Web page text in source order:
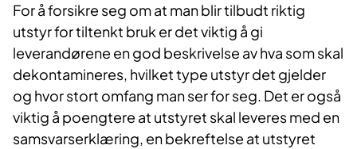
For å forsikre seg om at man blir tilbudt riktig
utstyr for tiltenkt bruk er det viktig å gi
leverandørene en god beskrivelse av hva som skal
dekontamineres, hvilket type utstyr det gjelder
og hvor stort omfang man ser for seg. Det er også
viktig å poengtere at utstyret skal leveres med en
samsvarserklæring, en bekreftelse at utstyret